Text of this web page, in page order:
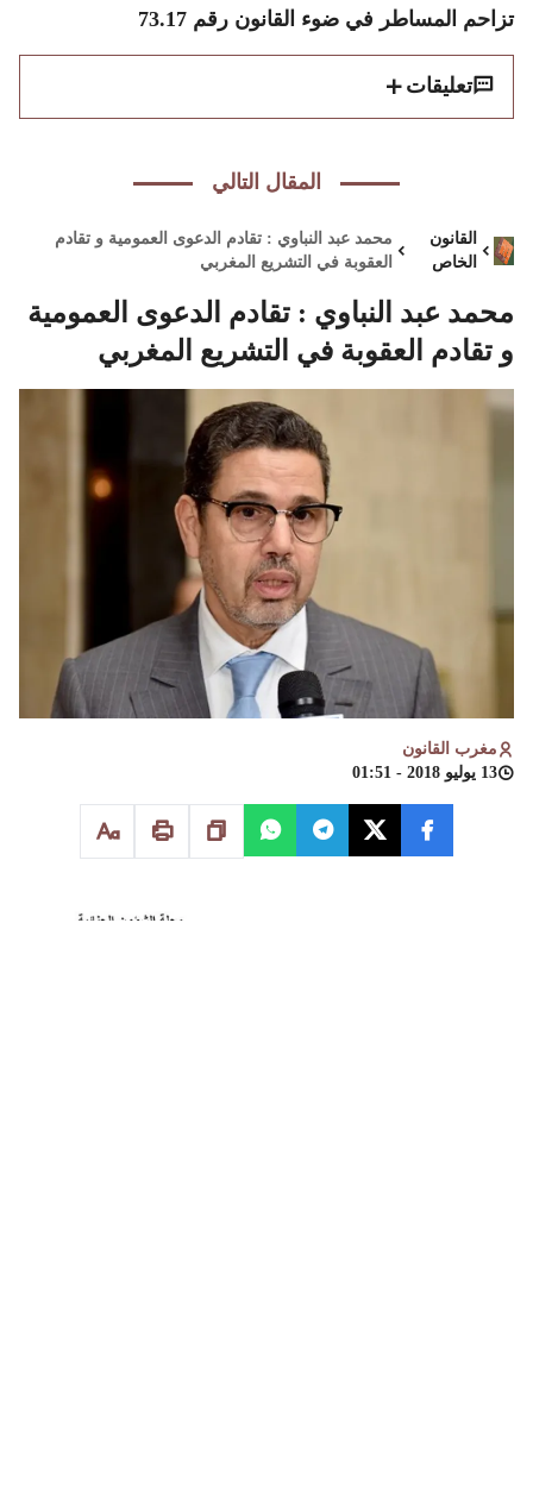
تزاحم المساطر في ضوء القانون رقم 73.17
تعليقات
المقال التالي
القانون
الخاص
محمد عبد النباوي : تقادم الدعوى العمومية و تقادم
العقوبة في التشريع المغربي
محمد عبد النباوي : تقادم الدعوى العمومية
و تقادم العقوبة في التشريع المغربي
مغرب القانون
13 يوليو 2018 - 01:51